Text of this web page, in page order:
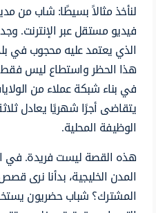
لنأخذ مثالاً بسيطًا: شاب من
فيديو مستقل عبر الإنترنت.
الذي يعتمد عليه محجوب في
هذا الحظر واستطاع ليس
في بناء شبكة عملاء من
يتقاضى أجرًا شهريًا يعادل
الوظيفة المحلية.
هذه القصة ليست فريدة. في
المدن الخليجية، بدأنا نرى
المشترك؟ شباب حضريون